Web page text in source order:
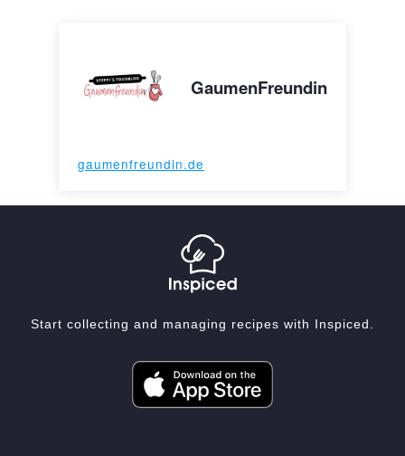
GaumenFreundin
gaumenfreundin.de
Start collecting and managing recipes with Inspiced.